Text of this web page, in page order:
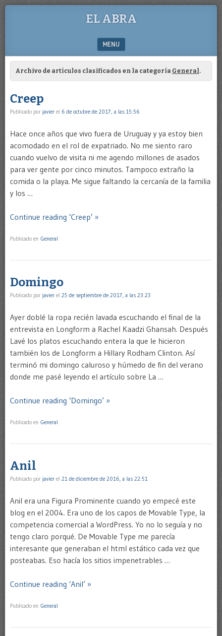
EL ABRA
MENU
SKIP TO CONTENT
Archivo de artículos clasificados en la categoría General.
Creep
Publicado por javier el 6 de octubre de 2017, a las 15:56
Hace once años que vivo fuera de Uruguay y ya estoy bien
acomodado en el rol de expatriado. No me siento raro
cuando vuelvo de visita ni me agendo millones de asados
para ver gente por cinco minutos. Tampoco extraño la
comida o la playa. Me sigue faltando la cercanía de la familia
y los …
Continue reading ‘Creep’ »
Publicado en General
Domingo
Publicado por javier el 25 de septiembre de 2017, a las 23:23
Ayer doblé la ropa recién lavada escuchando el final de la
entrevista en Longform a Rachel Kaadzi Ghansah. Después
Lavé los platos escuchando entera la que le hicieron
también los de Longform a Hillary Rodham Clinton. Así
terminó mi domingo caluroso y húmedo de fin del verano
donde me pasé leyendo el artículo sobre La …
Continue reading ‘Domingo’ »
Publicado en General
Anil
Publicado por javier el 21 de diciembre de 2016, a las 22:51
Anil era una Figura Prominente cuando yo empecé este
blog en el 2004. Era uno de los capos de Movable Type, la
competencia comercial a WordPress. Yo no lo seguía y no
tengo claro porqué. De Movable Type me parecía
interesante que generaban el html estático cada vez que
posteabas. Eso hacía los sitios impenetrables …
Continue reading ‘Anil’ »
Publicado en General